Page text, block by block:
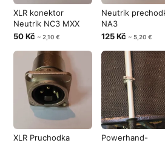
XLR konektor
Neutrik NC3 MXX
50 Kč ~ 2,10 €
Neutrik
NA3
125 Kč ~ 5,20 €
XLR Pruchodka
Powerhand-